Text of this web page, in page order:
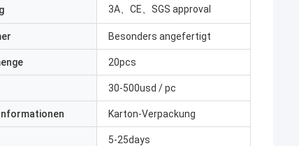
3A、CE、SGS approval
Besonders angefertigt
20pcs
30-500usd / pc
Karton-Verpackung
5-25days